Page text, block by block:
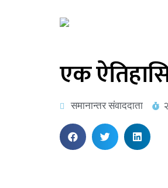
एक
समानान्तर संवाददाता